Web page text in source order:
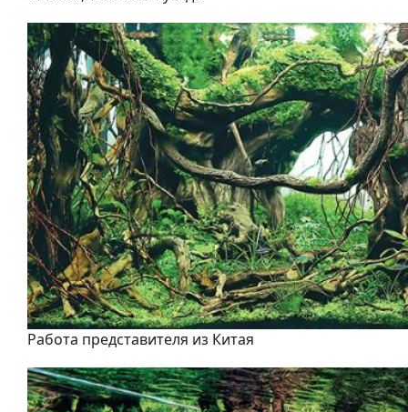
Работа представителя из Китая